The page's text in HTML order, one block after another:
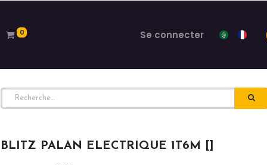
0 Se connecter
BLITZ PALAN ELECTRIQUE 1T6M []